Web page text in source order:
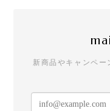
新商品やキャンペー